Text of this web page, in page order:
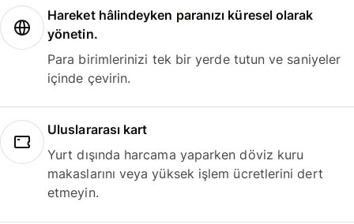
Hareket hâlindeyken paranızı küresel olarak
yönetin.
Para birimlerinizi tek bir yerde tutun ve saniyeler
içinde çevirin.
Uluslararası kart
Yurt dışında harcama yaparken döviz kuru
makaslarını veya yüksek işlem ücretlerini dert
etmeyin.